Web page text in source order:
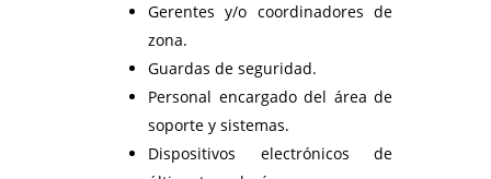
Gerentes y/o coordinadores de
zona.
Guardas de seguridad.
Personal encargado del área de
soporte y sistemas.
Dispositivos electrónicos de